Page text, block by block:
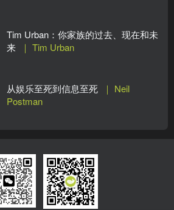
Tim Urban：你家族的过去、现在和未
来 ｜ Tim Urban
从娱乐至死到信息至死 ｜ Neil
Postman